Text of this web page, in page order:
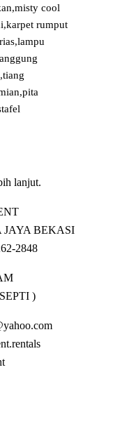
cool
rumput
lanjut.
BEKASI
2848
)